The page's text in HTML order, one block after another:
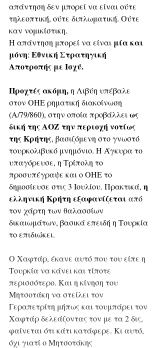
απάντηση δεν μπορεί να είναι ούτε
τηλεοπτική, ούτε διπλωματική. Ούτε
καν νομικίστικη.
Η απάντηση μπορεί να είναι μία και
μόνη: Εθνική Στρατηγική
Αποτροπής με Ισχύ.
Προχτές ακόμη, η Λιβύη υπέβαλε
στον ΟΗΕ ρηματική διακοίνωση
(A/79/860), στην οποία προβάλλει ως
δική της ΑΟΖ την περιοχή νοτίως
της Κρήτης, βασιζόμενη στο γνωστό
τουρκολιβυκό μνημόνιο. Η Άγκυρα το
υπαγόρευσε, η Τρίπολη το
προσυπέγραψε και ο ΟΗΕ το
δημοσίευσε στις 3 Ιουλίου. Πρακτικά, η
ελληνική Κρήτη εξαφανίζεται από
τον χάρτη των θαλασσίων
δικαιωμάτων, βασικά επειδή η Τουρκία
το επιδιώκει.
Ο Χαφτάρ, έκανε αυτό που του είπε η
Τουρκία να κάνει και τίποτε
περισσότερο. Και η κίνηση του
Μητσοτάκη να στείλει τον
Γεραπετρίτη μήπως και τουμπάρει τον
Χαφτάρ δελεάζοντας τον με τα 2 δις,
φαίνεται ότι κάτι κατάφερε. Κι αυτό,
όχι γιατί ο Μητσοτάκης